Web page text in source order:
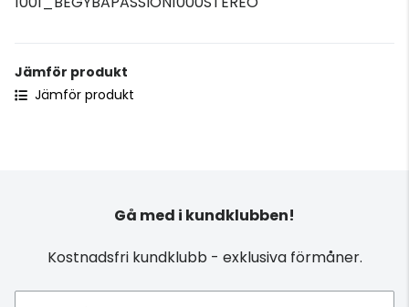
Jämför produkt
Jämför produkt
Gå med i kundklubben!
Kostnadsfri kundklubb - exklusiva förmåner.